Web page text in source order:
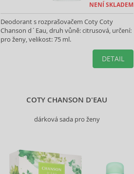
NENÍ SKLADEM
Deodorant s rozprašovačem Coty Coty
Chanson d´Eau, druh vůně: citrusová, určení:
pro ženy, velikost: 75 ml.
DETAIL
COTY CHANSON D'EAU
dárková sada pro ženy